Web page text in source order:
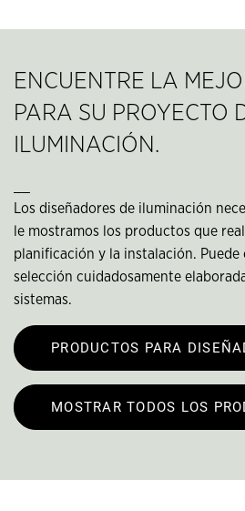
ENCUENTRE LA
PARA SU PROYECTO
ILUMINACIÓN.
Los diseñadores de iluminación
le mostramos los productos que
planificación y la instalación.
selección cuidadosamente
sistemas.
PRODUCTOS PARA
MOSTRAR TODOS LOS